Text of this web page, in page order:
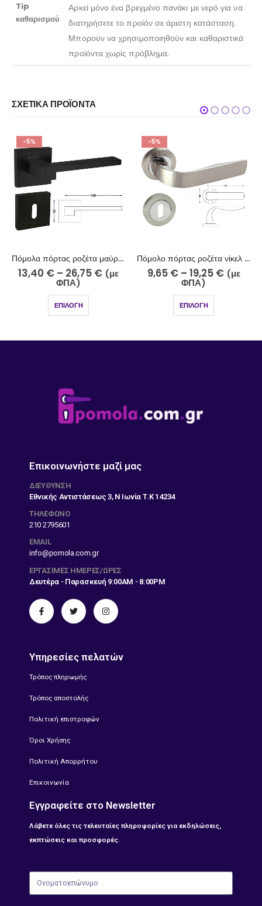
Tip
καθαρισμού
Αρκεί μόνο ένα βρεγμένο πανάκι με νερό για να
διατηρήσετε το προϊόν σε άριστη κατάσταση.
Μπορούν να χρησιμοποιηθούν και καθαριστικά
προϊόντα χωρίς πρόβλημα.
ΣΧΕΤΙΚΆ ΠΡΟΪΌΝΤΑ
-5%
Πόμολα πόρτας ροζέτα μαύρο ματ 243-7/2
13,40 € – 26,75 € (με
ΦΠΑ)
ΕΠΙΛΟΓΉ
-5%
Πόμολο πόρτας ροζέτα νίκελ ματ χρώμιο 250-10-5/2
9,65 € – 19,25 € (με
ΦΠΑ)
ΕΠΙΛΟΓΉ
Επικοινωνήστε μαζί μας
ΔΙΕΎΘΥΝΣΗ
Εθνικής Αντιστάσεως 3, Ν Ιωνία Τ.Κ 14234
ΤΗΛΕΦΩΝΟ
210 2795601
EMAIL
info@pomola.com.gr
ΕΡΓΆΣΙΜΕΣ ΗΜΈΡΕΣ/ΏΡΕΣ
Δευτέρα - Παρασκευή 9:00AM - 8:00PM
Υπηρεσίες πελατών
Τρόπος πληρωμής
Τρόπος αποστολής
Πολιτική επιστροφών
Όροι Χρήσης
Πολιτική Απορρήτου
Επικοινωνία
Εγγραφείτε στο Newsletter
Λάβετε όλες τις τελευταίες πληροφορίες για εκδηλώσεις,
εκπτώσεις και προσφορές.